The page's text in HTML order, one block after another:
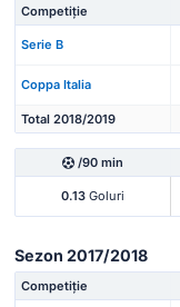
Competiție
Serie B
Coppa Italia
Total 2018/2019
/90 min
0.13Goluri
Sezon 2017/2018
Competiție